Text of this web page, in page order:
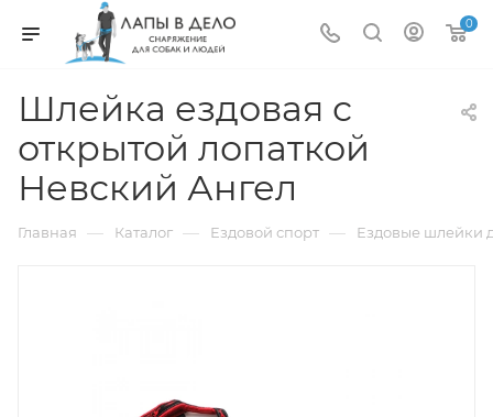
0
Шлейка ездовая с
открытой лопаткой
Невский Ангел
Главная — Каталог — Ездовой спорт — Ездовые шлейки